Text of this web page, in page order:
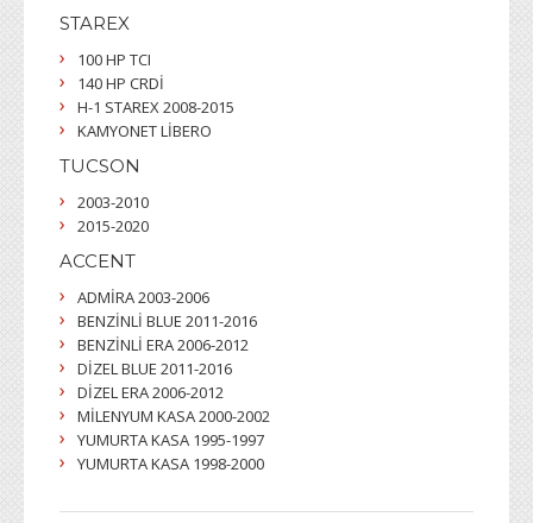
STAREX
100 HP TCI
140 HP CRDİ
H-1 STAREX 2008-2015
KAMYONET LİBERO
TUCSON
2003-2010
2015-2020
ACCENT
ADMİRA 2003-2006
BENZİNLİ BLUE 2011-2016
BENZİNLİ ERA 2006-2012
DİZEL BLUE 2011-2016
DİZEL ERA 2006-2012
MİLENYUM KASA 2000-2002
YUMURTA KASA 1995-1997
YUMURTA KASA 1998-2000